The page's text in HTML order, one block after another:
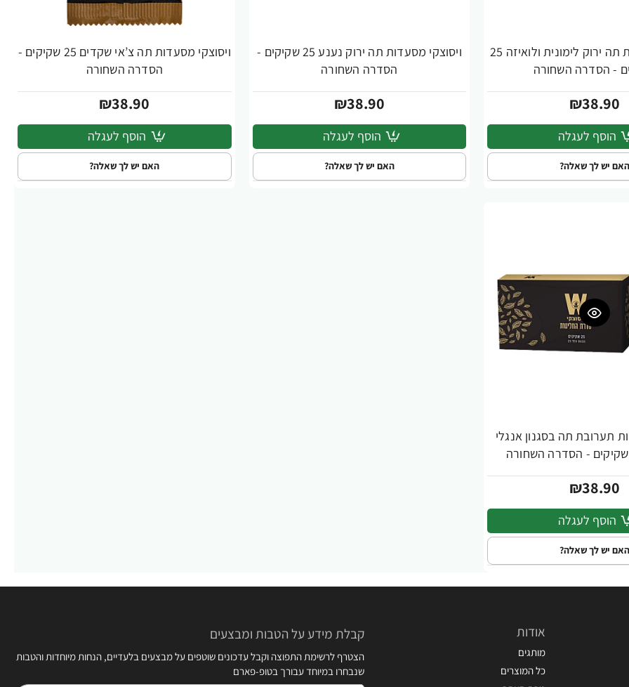
ויסוצקי מסעדות תה ירוק לימונית ולואיזה 25
- הסדרה השחורה
₪38.90
הוסף לעגלה
האם יש לך שאלה?
ויסוצקי מסעדות תה ירוק נענע 25 שקיקים -
הסדרה השחורה
₪38.90
הוסף לעגלה
האם יש לך שאלה?
ויסוצקי מסעדות תה צ’אי שקדים 25 שקיקים -
הסדרה השחורה
₪38.90
הוסף לעגלה
האם יש לך שאלה?
תערובת תה בסגנון אנגלי
₪38.90
הוסף לעגלה
האם יש לך שאלה?
אודות
מותגים
כל המוצרים
קבלת מידע על הטבות ומבצעים
הצטרף לרשימת התפוצה וקבל עדכונים שוטפים על מבצעים בלעדיים, הנחות מיוחדות והטבות
שנבחרו במיוחד עבורך בטופ-פארם